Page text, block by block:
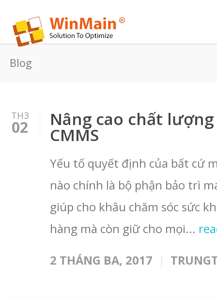
Blog
TH3
02 Nâng cao chất
CMMS
Yếu tố quyết định của bất cứ
nào chính là bộ phận bảo trì
giúp cho khâu chăm sóc sức
hàng mà còn giữ cho mọi...
2 THÁNG BA, 2017